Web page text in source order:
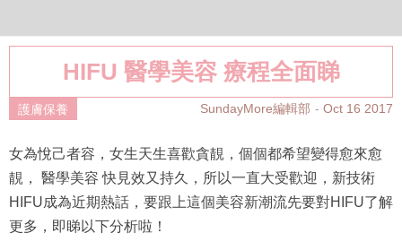
HIFU 醫學美容 療程全面睇
護膚保養 SundayMore編輯部 Oct 16 2017
女為悅己者容，女生天生喜歡貪靚，個個都希望變得愈來愈
靚， 醫學美容 快見效又持久，所以一直大受歡迎，新技術
HIFU成為近期熱話，要跟上這個美容新潮流先要對HIFU了解
更多，即睇以下分析啦！